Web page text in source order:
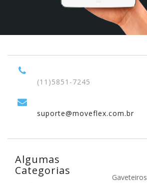
(11)5851-7245
suporte@moveflex.com.br
Algumas
Categorias
Gaveteiros